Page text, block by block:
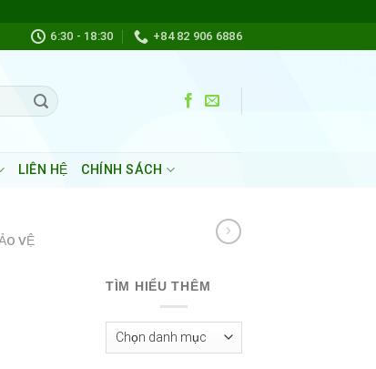
6:30 - 18:30 +84 82 906 6886
LIÊN HỆ CHÍNH SÁCH
VỆ
TÌM HIỂU THÊM
Tìm